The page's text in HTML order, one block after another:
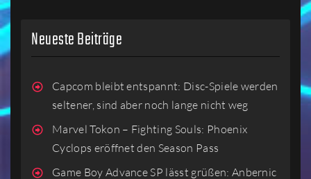
Neueste Beiträge
Capcom bleibt entspannt: Disc-Spiele werden
seltener, sind aber noch lange nicht weg
Marvel Tokon – Fighting Souls: Phoenix
Cyclops eröffnet den Season Pass
Game Boy Advance SP lässt grüßen: Anbernic